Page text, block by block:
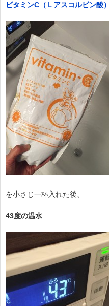
ビタミンC（Ｌアスコルビン酸）
を小さじ一杯入れた後、
43度の温水